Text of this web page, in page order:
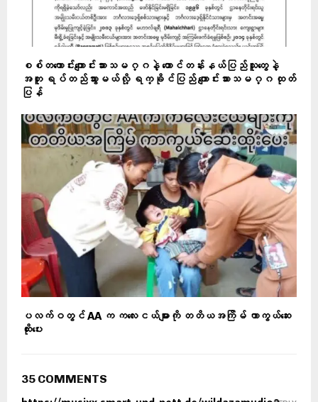
စစ်တကောင်းကျောင်းသားသမဂ္ဂနဲ့ တောင်တန်းနယ်ပြည်သူတွေနဲ့
အတူ ရပ်တည်သွားမယ်လို့ ရက္ခိုင်ပြည် ကျောင်းသားသမဂ္ဂ ထုတ်
ပြန်
ပလက်ဝတွင် AA က ကလေးငယ်များကို တတိယအကြိမ် ကာကွယ်ဆေး
ထိုးပေး
35 COMMENTS